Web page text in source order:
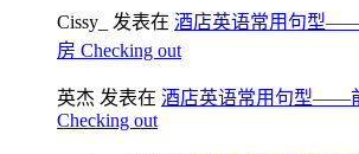
Cissy_ 发表在 酒店英语常用句型
房 Checking out
英杰 发表在 酒店英语常用句型——
Checking out